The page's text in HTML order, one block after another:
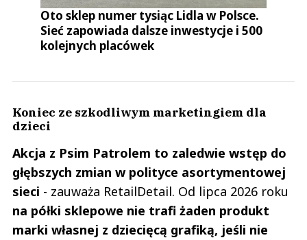
Oto sklep numer tysiąc Lidla w Polsce.
Sieć zapowiada dalsze inwestycje i 500
kolejnych placówek
Koniec ze szkodliwym marketingiem dla
dzieci
Akcja z Psim Patrolem to zaledwie wstęp do
głębszych zmian w polityce asortymentowej
sieci - zauważa RetailDetail. Od lipca 2026 roku
na półki sklepowe nie trafi żaden produkt
marki własnej z dziecięcą grafiką, jeśli nie